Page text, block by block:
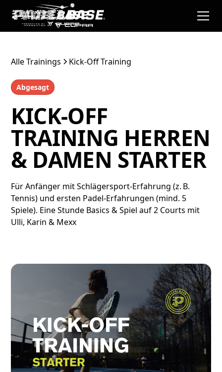
Alle Trainings Kick-Off Training
Abgesagt
KICK-OFF
TRAINING HERREN
& DAMEN STARTER
Für Anfänger mit Schlägersport-Erfahrung (z. B.
Tennis) und ersten Padel-Erfahrungen (mind. 5
Spiele). Eine Stunde Basics & Spiel auf 2 Courts mit
Ulli, Karin & Mexx